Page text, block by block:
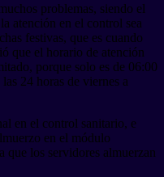
problemas, siendo el
atención en el control sea
festivas, que es cuando
que el horario de atención
porque solo es de 06:00
24 horas de viernes a
en el control sanitario, e
en el módulo
que los servidores almuerzan